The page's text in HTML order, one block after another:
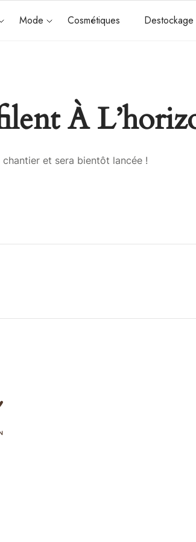
Mode Cosmétiques Destockage
À
et sera bientôt lancée !